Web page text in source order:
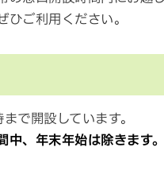
ひご利用ください。
で開設しています。
、年末年始は除きます。